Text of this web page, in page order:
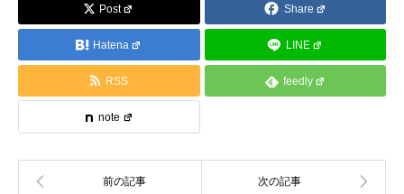
Post Share
Hatena LINE
RSS feedly
note